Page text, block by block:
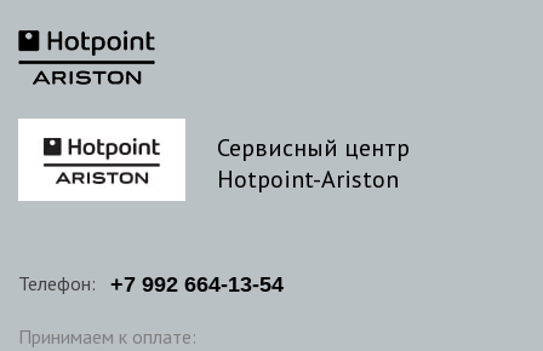
Сервисный центр
Hotpoint-Ariston
Телефон: +7 992 664-13-54
Принимаем к оплате: